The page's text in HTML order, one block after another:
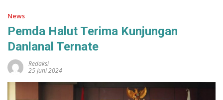
News
Pemda Halut Terima Kunjungan
Danlanal Ternate
Redaksi
25 Juni 2024